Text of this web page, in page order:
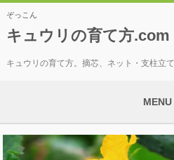
ぞっこん
キュウリの育て方.com
キュウリの育て方。摘芯、ネット・支柱立
MENU